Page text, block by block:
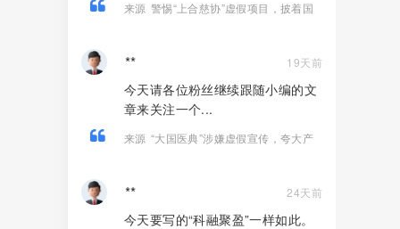
来源 警惕“上合慈协”虚假项目，披着国
** 19天前
今天请各位粉丝继续跟随小编的文
章来关注一个...
来源 “大国医典”涉嫌虚假宣传，夸大产
** 24天前
今天要写的“科融聚盈”一样如此。